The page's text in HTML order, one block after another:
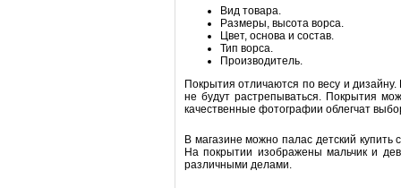
Вид товара.
Размеры, высота ворса.
Цвет, основа и состав.
Тип ворса.
Производитель.
Покрытия отличаются по весу и
не будут растрепываться. Покрытия
качественные фотографии облегчат
В магазине можно палас детский
На покрытии изображены мальчик и
различными делами.